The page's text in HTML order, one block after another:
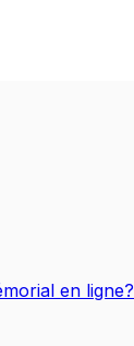
en ligne?